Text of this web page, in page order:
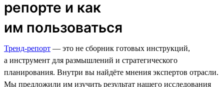
репорте и как
им пользоваться
Тренд-репорт — это не сборник готовых инструкций,
а инструмент для размышлений и стратегического
планирования. Внутри вы найдёте мнения экспертов отрасли.
Мы предложили им изучить результат нашего исследования